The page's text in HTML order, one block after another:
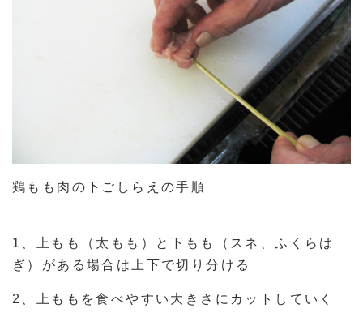
鶏もも肉の下ごしらえの手順
1、上もも（太もも）と下もも（スネ、ふくらは
ぎ）がある場合は上下で切り分ける
2、上ももを食べやすい大きさにカットしていく